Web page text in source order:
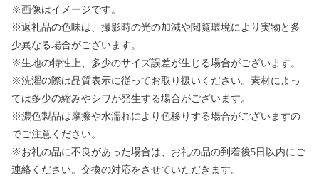
※画像はイメージです。
※返礼品の色味は、撮影時の光の加減や閲覧環境により実物と多
少異なる場合がございます。
※生地の特性上、多少のサイズ誤差が生じる場合がございます。
※洗濯の際は品質表示に従ってお取り扱いください。素材によっ
ては多少の縮みやシワが発生する場合がございます。
※濃色製品は摩擦や水濡れにより色移りする場合がございますの
でご注意ください。
※お礼の品に不良があった場合は、お礼の品の到着後5日以内にご
連絡ください。交換の対応をさせていただきます。